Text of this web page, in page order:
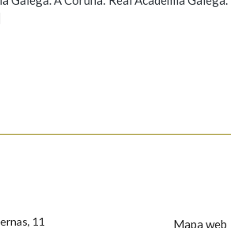
mellorar a definición
11
Mapa web